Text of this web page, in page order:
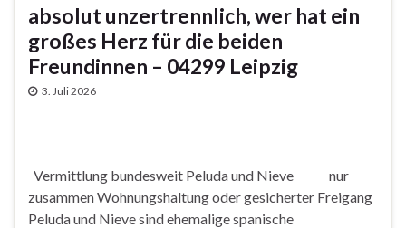
absolut unzertrennlich, wer hat ein
großes Herz für die beiden
Freundinnen – 04299 Leipzig
3. Juli 2026
Vermittlung bundesweit Peluda und Nieve nur
zusammen Wohnungshaltung oder gesicherter Freigang
Peluda und Nieve sind ehemalige spanische